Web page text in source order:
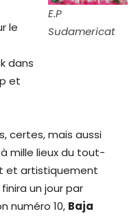
le
dans
et
E.P
Sudamericat
certes, mais aussi
mille lieux du tout-
et artistiquement
un jour par
numéro 10, Baja